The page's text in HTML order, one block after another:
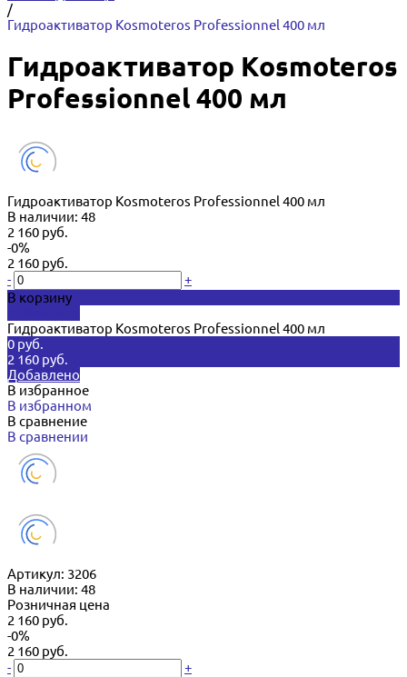
/
Гидроактиватор Kosmoteros Professionnel 400 мл
Гидроактиватор Kosmoteros
Professionnel 400 мл
Гидроактиватор Kosmoteros Professionnel 400 мл
В наличии: 48
2 160 руб.
-0%
2 160 руб.
-
+
В корзину
Гидроактиватор Kosmoteros Professionnel 400 мл
0 руб.
2 160 руб.
Добавлено
В избранное
В избранном
В сравнение
В сравнении
Артикул: 3206
В наличии: 48
Розничная цена
2 160 руб.
-0%
2 160 руб.
-
+